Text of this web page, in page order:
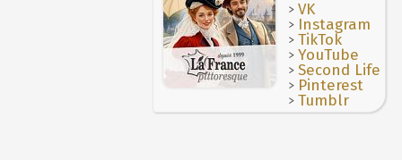
Le masque de l'ingérence ou le peuple
>VK
> Instagram
>TikTok
>YouTube
>Second Life
> Pinterest
>Tumblr